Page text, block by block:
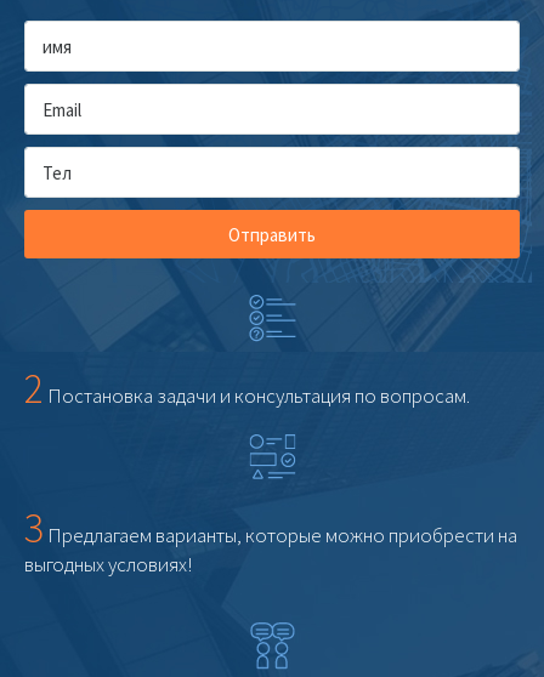
Отправить
2 Постановка задачи и консультация по вопросам.
3 Предлагаем варианты, которые можно приобрести на
выгодных условиях!